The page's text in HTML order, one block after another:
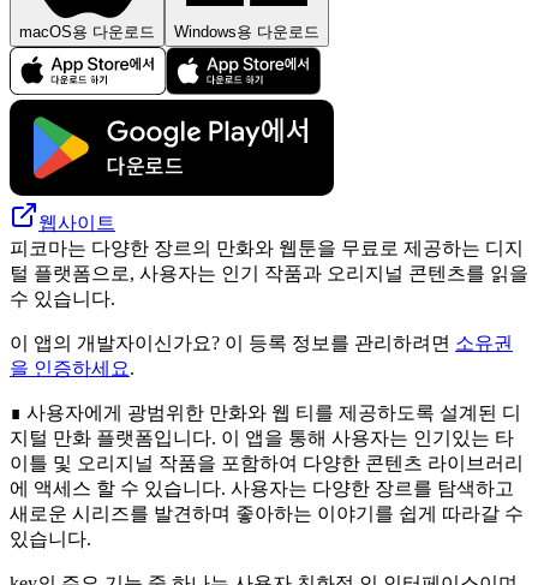
macOS용 다운로드 Windows용 다운로드
웹사이트
피코마는 다양한 장르의 만화와 웹툰을 무료로 제공하는 디지
털 플랫폼으로, 사용자는 인기 작품과 오리지널 콘텐츠를 읽을
수 있습니다.
이 앱의 개발자이신가요? 이 등록 정보를 관리하려면 소유권
을 인증하세요.
∎ 사용자에게 광범위한 만화와 웹 티를 제공하도록 설계된 디
지털 만화 플랫폼입니다. 이 앱을 통해 사용자는 인기있는 타
이틀 및 오리지널 작품을 포함하여 다양한 콘텐츠 라이브러리
에 액세스 할 수 있습니다. 사용자는 다양한 장르를 탐색하고
새로운 시리즈를 발견하며 좋아하는 이야기를 쉽게 따라갈 수
있습니다.